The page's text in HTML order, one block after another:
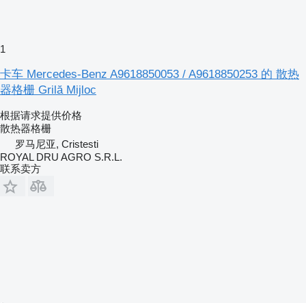
1
卡车 Mercedes-Benz A9618850053 / A9618850253 的 散热
器格栅 Grilă Mijloc
根据请求提供价格
散热器格栅
罗马尼亚, Cristesti
ROYAL DRU AGRO S.R.L.
联系卖方